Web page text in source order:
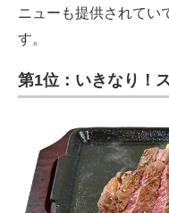
ニューも提供されてい
す。
第1位：いきなり！